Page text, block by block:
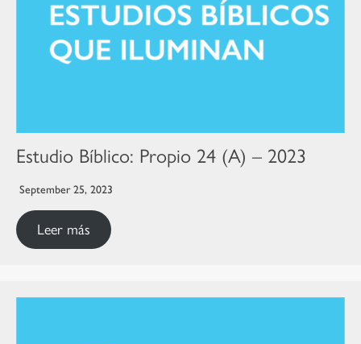
Estudio Bíblico: Propio 24 (A) – 2023
September 25, 2023
Leer más